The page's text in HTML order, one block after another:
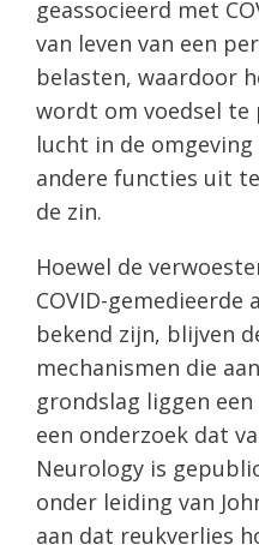
geassocieerd met
van leven van een
belasten, waardoor
wordt om voedsel te
lucht in de
andere functies uit
de zin.
Hoewel de
COVID-gemedieerde
bekend zijn, blijven
mechanismen die
grondslag liggen
een onderzoek dat
Neurology is
onder leiding van
aan dat reukverlies